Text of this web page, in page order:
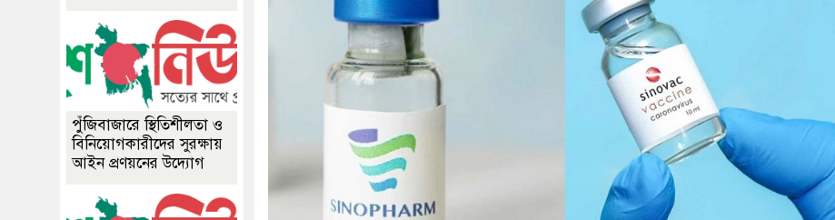
পুঁজিবাজারে স্থিতিশীলতা ও
বিনিয়োগকারীদের সুরক্ষায়
আইন প্রণয়নের উদ্যোগ